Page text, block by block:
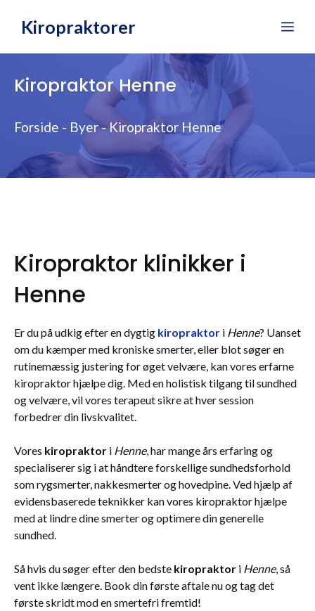
Kiropraktorer
Kiropraktor Henne
Forside - Byer-Kiropraktor Henne
Kiropraktor klinikker i
Henne
Er du på udkig efter en dygtig kiropraktor i Henne? Uanset
om du kæmper med kroniske smerter, eller blot søger en
rutinemæssig justering for øget velvære, kan vores erfarne
kiropraktor hjælpe dig. Med en holistisk tilgang til sundhed
og velvære, vil vores terapeut sikre at hver session
forbedrer din livskvalitet.
Vores kiropraktor i Henne, har mange års erfaring og
specialiserer sig i at håndtere forskellige sundhedsforhold
som rygsmerter, nakkesmerter og hovedpine. Ved hjælp af
evidensbaserede teknikker kan vores kiropraktor hjælpe
med at lindre dine smerter og optimere din generelle
sundhed.
Så hvis du søger efter den bedste kiropraktor i Henne, så
vent ikke længere. Book din første aftale nu og tag det
første skridt mod en smertefri fremtid!